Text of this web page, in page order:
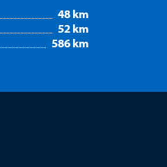
48 km
52 km
586 km